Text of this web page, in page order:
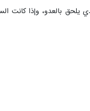
يلحق بالعدو، وإذا كانت